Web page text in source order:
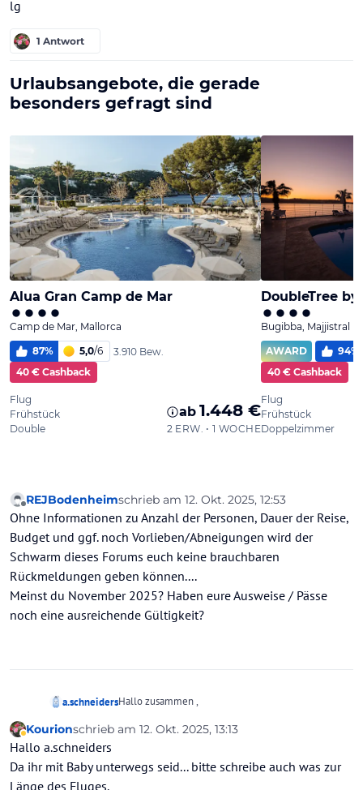
lg
1 Antwort
Offline
REJBodenheimschrieb am 12. Okt. 2025, 12:53
zuletzt editiert von
Ohne Informationen zu Anzahl der Personen, Dauer der Reise,
Budget und ggf. noch Vorlieben/Abneigungen wird der
Schwarm dieses Forums euch keine brauchbaren
Rückmeldungen geben können....
Meinst du November 2025? Haben eure Ausweise / Pässe
noch eine ausreichende Gültigkeit?
a.schneidersHallo zusammen ,
wir suchen mit 10 Monate alten Baby ein Reise Ziel
all inklusive Urlaub bitte um Rückmeldung und
Abwesend
Kourionschrieb am 12. Okt. 2025, 13:13
zuletzt editiert von Kourion10. Dez. 2025, 13:19
Hallo a.schneiders
Da ihr mit Baby unterwegs seid... bitte schreibe auch was zur
Länge des Fluges.